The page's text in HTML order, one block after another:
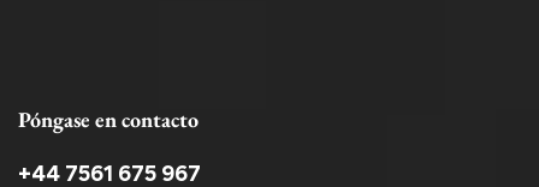
Póngase en contacto
+44 7561 675 967